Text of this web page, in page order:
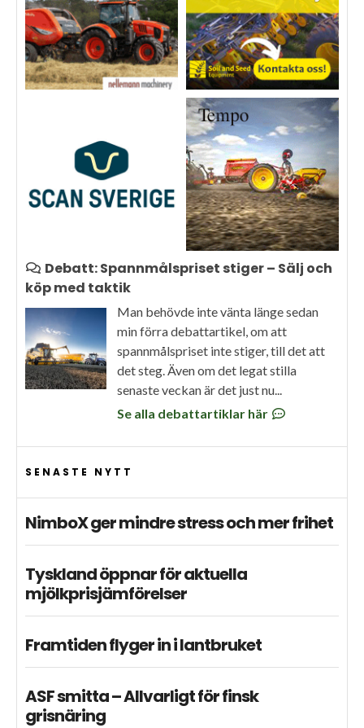
Debatt: Spannmålspriset stiger – Sälj och
köp med taktik
Man behövde inte vänta länge sedan
min förra debattartikel, om att
spannmålspriset inte stiger, till det att
det steg. Även om det legat stilla
senaste veckan är det just nu...
Se alla debattartiklar här
SENASTE NYTT
NimboX ger mindre stress och mer frihet
Tyskland öppnar för aktuella
mjölkprisjämförelser
Framtiden flyger in i lantbruket
ASF smitta – Allvarligt för finsk
grisnäring